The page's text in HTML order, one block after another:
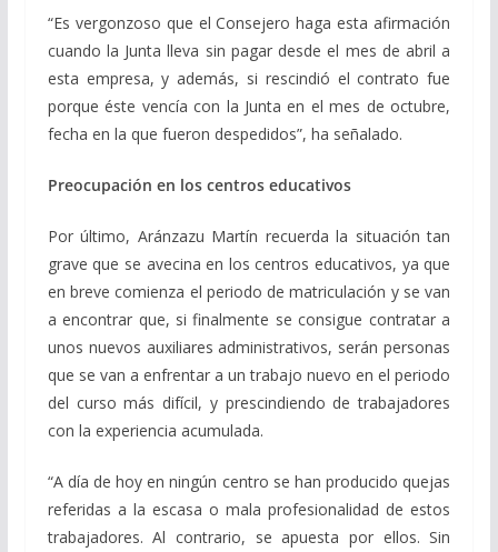
“Es vergonzoso que el Consejero haga esta afirmación
cuando la Junta lleva sin pagar desde el mes de abril a
esta empresa, y además, si rescindió el contrato fue
porque éste vencía con la Junta en el mes de octubre,
fecha en la que fueron despedidos”, ha señalado.
Preocupación en los centros educativos
Por último, Aránzazu Martín recuerda la situación tan
grave que se avecina en los centros educativos, ya que
en breve comienza el periodo de matriculación y se van
a encontrar que, si finalmente se consigue contratar a
unos nuevos auxiliares administrativos, serán personas
que se van a enfrentar a un trabajo nuevo en el periodo
del curso más difícil, y prescindiendo de trabajadores
con la experiencia acumulada.
“A día de hoy en ningún centro se han producido quejas
referidas a la escasa o mala profesionalidad de estos
trabajadores. Al contrario, se apuesta por ellos. Sin